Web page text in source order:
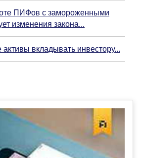
ПИФов с замороженными
изменения закона...
вкладывать инвестору...